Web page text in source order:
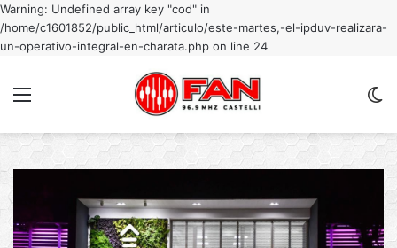
Warning: Undefined array key "cod" in
/home/c1601852/public_html/articulo/este-martes,-el-ipduv-realizara-
un-operativo-integral-en-charata.php on line 24